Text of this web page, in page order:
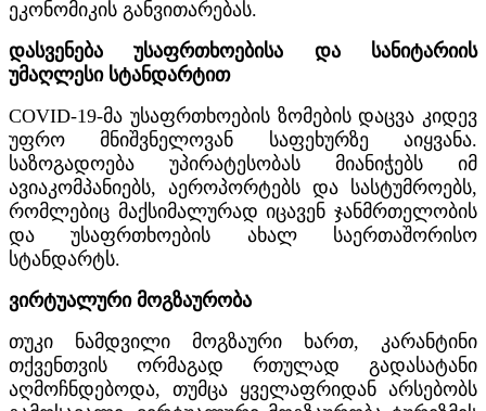
ეკონომიკის განვითარებას.
დასვენება უსაფრთხოებისა და სანიტარიის
უმაღლესი სტანდარტით
COVID-19-მა უსაფრთხოების ზომების დაცვა კიდევ
უფრო მნიშვნელოვან საფეხურზე აიყვანა.
საზოგადოება უპირატესობას მიანიჭებს იმ
ავიაკომპანიებს, აეროპორტებს და სასტუმროებს,
რომლებიც მაქსიმალურად იცავენ ჯანმრთელობის
და უსაფრთხოების ახალ საერთაშორისო
სტანდარტს.
ვირტუალური მოგზაურობა
თუკი ნამდვილი მოგზაური ხართ, კარანტინი
თქვენთვის ორმაგად რთულად გადასატანი
აღმოჩნდებოდა, თუმცა ყველაფრიდან არსებობს